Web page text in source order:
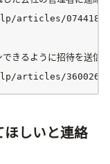
074418e4-
きるように招待を送信
しいと連絡